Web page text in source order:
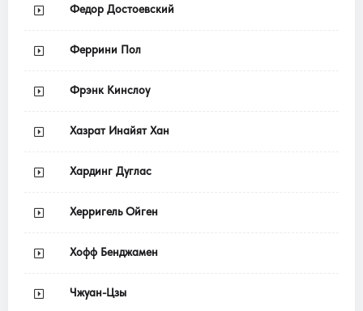
Федор Достоевский
Феррини Пол
Фрэнк Кинслоу
Хазрат Инайят Хан
Хардинг Дуглас
Херригель Ойген
Хофф Бенджамен
Чжуан-Цзы